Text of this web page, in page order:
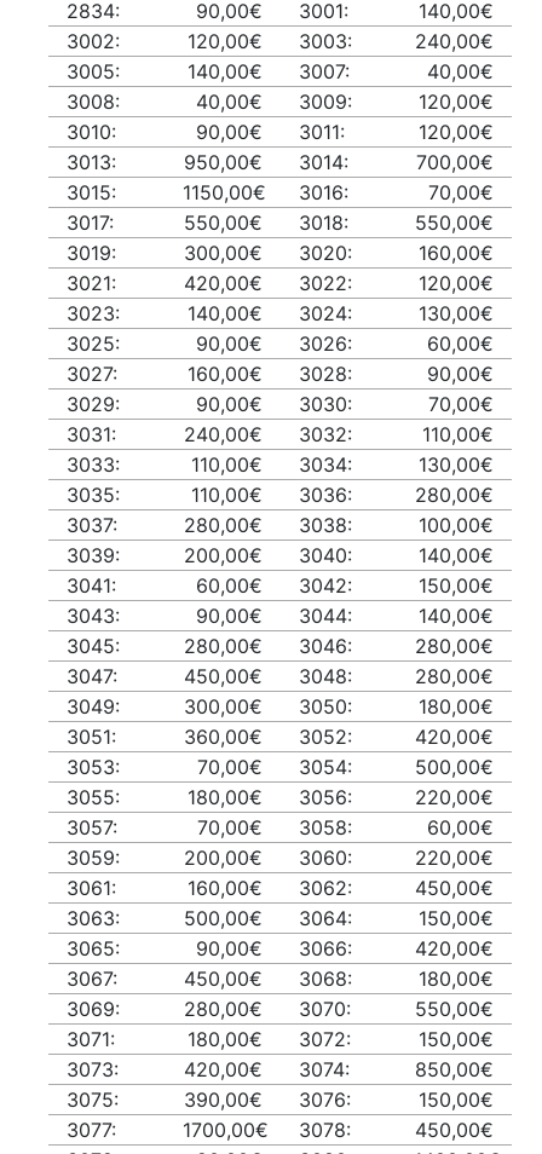
2834:
90,00€ 3001:
140,00€
3002:
120,00€ 3003:
240,00€
3005:
140,00€ 3007:
40,00€
3008:
40,00€ 3009:
120,00€
3010:
90,00€ 3011:
120,00€
3013:
950,00€ 3014:
700,00€
3015:
1150,00€ 3016:
70,00€
3017:
550,00€ 3018:
550,00€
3019:
300,00€ 3020:
160,00€
3021:
420,00€ 3022:
120,00€
3023:
140,00€ 3024:
130,00€
3025:
90,00€ 3026:
60,00€
3027:
160,00€ 3028:
90,00€
3029:
90,00€ 3030:
70,00€
3031:
240,00€ 3032:
110,00€
3033:
110,00€ 3034:
130,00€
3035:
110,00€ 3036:
280,00€
3037:
280,00€ 3038:
100,00€
3039:
200,00€ 3040:
140,00€
3041:
60,00€ 3042:
150,00€
3043:
90,00€ 3044:
140,00€
3045:
280,00€ 3046:
280,00€
3047:
450,00€ 3048:
280,00€
3049:
300,00€ 3050:
180,00€
3051:
360,00€ 3052:
420,00€
3053:
70,00€ 3054:
500,00€
3055:
180,00€ 3056:
220,00€
3057:
70,00€ 3058:
60,00€
3059:
200,00€ 3060:
220,00€
3061:
160,00€ 3062:
450,00€
3063:
500,00€ 3064:
150,00€
3065:
90,00€ 3066:
420,00€
3067:
450,00€ 3068:
180,00€
3069:
280,00€ 3070:
550,00€
3071:
180,00€ 3072:
150,00€
3073:
420,00€ 3074:
850,00€
3075:
390,00€ 3076:
150,00€
3077:
1700,00€ 3078:
450,00€